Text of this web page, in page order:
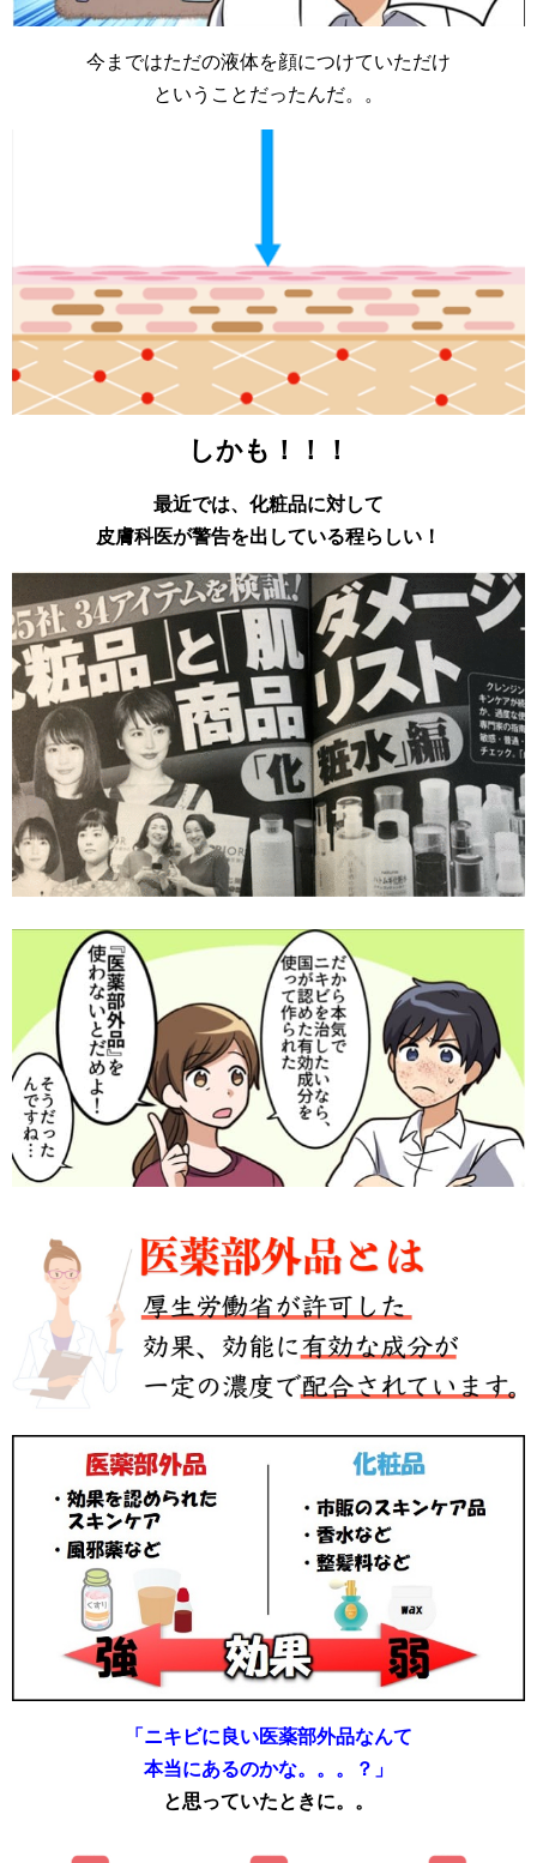
今まではただの液体を顔につけていただけ
ということだったんだ。。
しかも！！！
最近では、化粧品に対して
皮膚科医が警告を出している程らしい！
「ニキビに良い医薬部外品なんて
本当にあるのかな。。。？」
と思っていたときに。。